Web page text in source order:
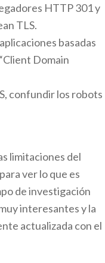
HTTP 301 y
TLS.
basadas
Domain
confundir los robots
limitaciones del
ver lo que es
de investigación
interesantes y la
actualizada con el